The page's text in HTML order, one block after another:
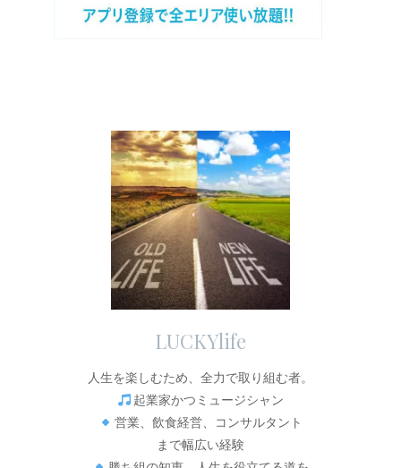
LUCKYlife
人生を楽しむため、全力で取り組む者。
起業家かつミュージシャン
営業、飲食経営、コンサルタント
まで幅広い経験